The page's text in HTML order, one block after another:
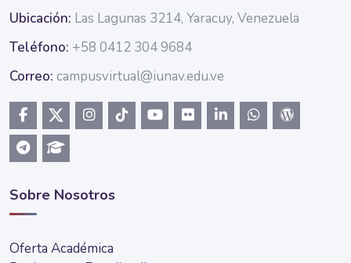
Ubicación: Las Lagunas 3214, Yaracuy, Venezuela
Teléfono: +58 0412 304 9684
Correo: campusvirtual@iunav.edu.ve
Sobre Nosotros
Oferta Académica